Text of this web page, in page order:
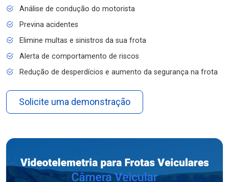
Análise de condução do motorista
Previna acidentes
Elimine multas e sinistros da sua frota
Alerta de comportamento de riscos
Redução de desperdícios e aumento da segurança na frota
Solicite uma demonstração